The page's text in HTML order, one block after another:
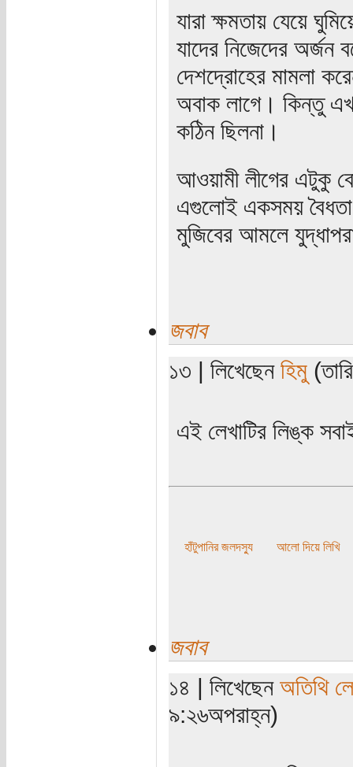
যারা ক্ষমতায় যেয়ে
যাদের নিজেদের অর্জন
দেশদ্রোহের মামলা
অবাক লাগে। কিন্তু
কঠিন ছিলনা।
আওয়ামী লীগের এটুকু
এগুলোই একসময় বৈধতা
মুজিবের আমলে
জবাব
১৩ | লিখেছেন হিমু
এই লেখাটির লিঙ্ক
হাঁটুপানির জলদস্যু আলো দিয়ে লিখি
জবাব
১৪ | লিখেছেন অতিথি
৯:২৬অপরাহ্ন)